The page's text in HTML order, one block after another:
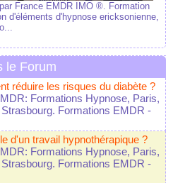
France EMDR IMO ®. Formation
d'éléments d'hypnose ericksonienne,
le Forum
réduire les risques du diabète ?
Formations Hypnose, Paris,
Formations EMDR -
d'un travail hypnothérapique ?
Formations Hypnose, Paris,
Formations EMDR -